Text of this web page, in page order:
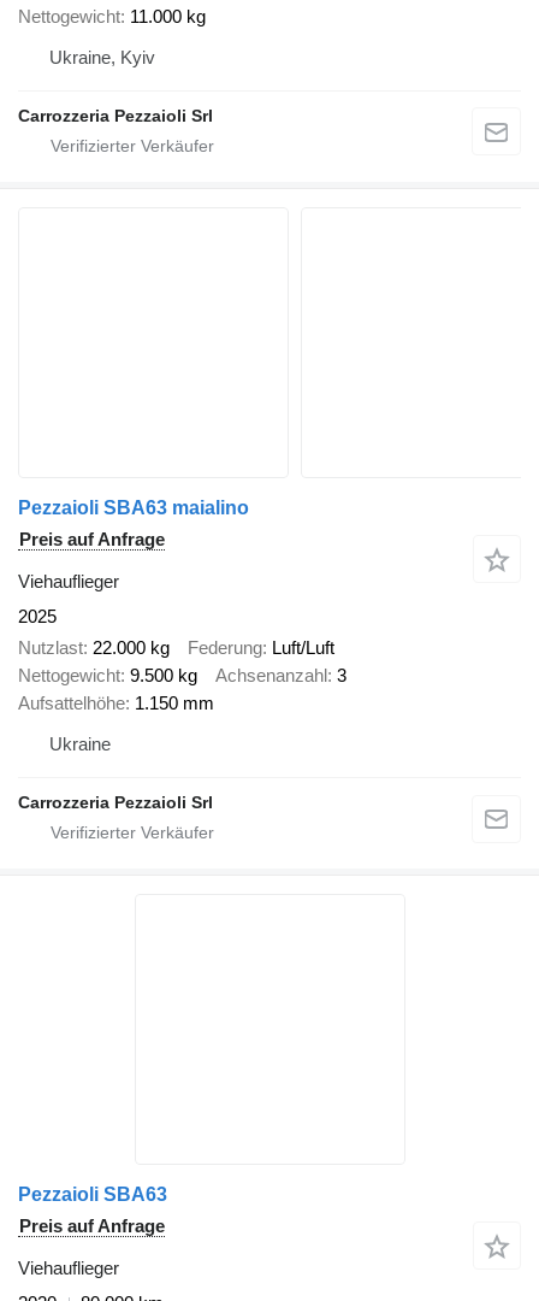
Nettogewicht 11.000 kg
Ukraine, Kyiv
Carrozzeria Pezzaioli Srl
Pezzaioli SBA63 maialino
Preis auf Anfrage
Viehauflieger
2025
Nutzlast 22.000 kg Federung Luft/Luft
Nettogewicht 9.500 kg Achsenanzahl 3
Aufsattelhöhe 1.150 mm
Ukraine
Carrozzeria Pezzaioli Srl
Pezzaioli SBA63
Preis auf Anfrage
Viehauflieger